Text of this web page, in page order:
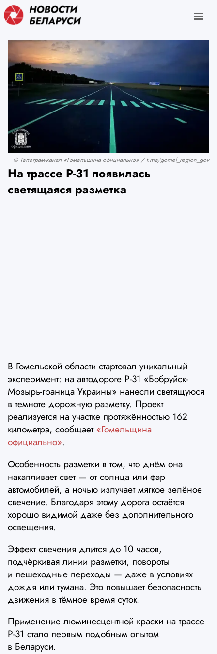
© Телеграм-канал «Гомельщина официально» / t.me/gomel_region_gov
На трассе Р-31 появилась
светящаяся разметка
В Гомельской области стартовал уникальный
эксперимент: на автодороге Р-31 «Бобруйск-
Мозырь-граница Украины» нанесли светящуюся
в темноте дорожную разметку. Проект
реализуется на участке протяжённостью 162
километра, сообщает «Гомельщина
официально».
Особенность разметки в том, что днём она
накапливает свет — от солнца или фар
автомобилей, а ночью излучает мягкое зелёное
свечение. Благодаря этому дорога остаётся
хорошо видимой даже без дополнительного
освещения.
Эффект свечения длится до 10 часов,
подчёркивая линии разметки, повороты
и пешеходные переходы — даже в условиях
дождя или тумана. Это повышает безопасность
движения в тёмное время суток.
Применение люминесцентной краски на трассе
Р-31 стало первым подобным опытом
в Беларуси.